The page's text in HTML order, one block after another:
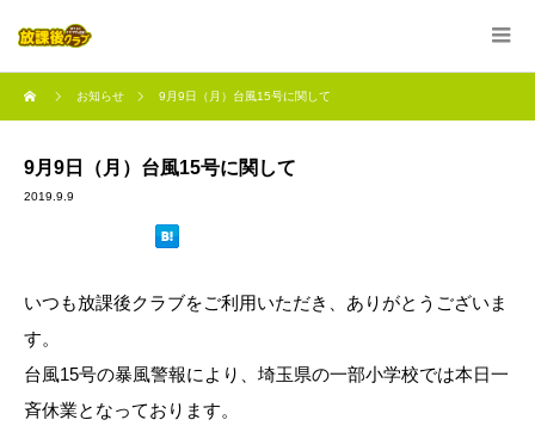
お知らせ 9月9日（月）台風15号に関して
9月9日（月）台風15号に関して
2019.9.9
いつも放課後クラブをご利用いただき、ありがとうございま
す。
台風15号の暴風警報により、埼玉県の一部小学校では本日一
斉休業となっております。